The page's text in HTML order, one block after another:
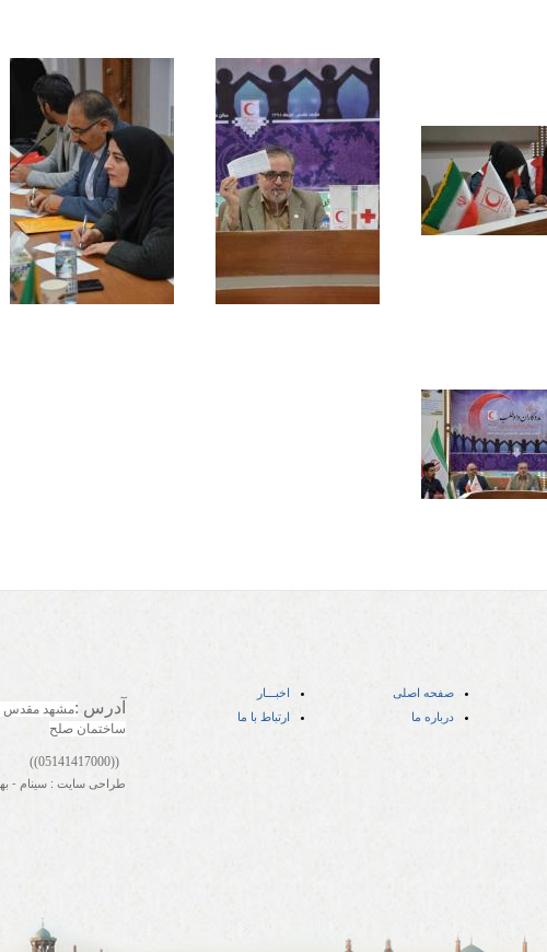
صفحه اصلی
اخبـــار
درباره ما
ارتباط با ما آدرس :
ساختمان صلح
((05141417000))
طراحی سایت : سینام -